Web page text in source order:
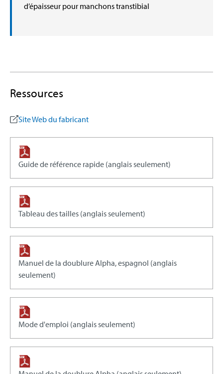
d’épaisseur pour manchons transtibial
Ressources
Site Web du fabricant
Guide de référence rapide (anglais seulement)
Tableau des tailles (anglais seulement)
Manuel de la doublure Alpha, espagnol (anglais
seulement)
Mode d'emploi (anglais seulement)